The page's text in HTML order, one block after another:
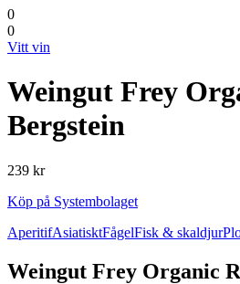
0
0
Vitt vin
Weingut Frey
Bergstein
239 kr
Köp på Systembolaget
AperitifAsiatisktFågelFisk & skaldjur
Weingut Frey Organic